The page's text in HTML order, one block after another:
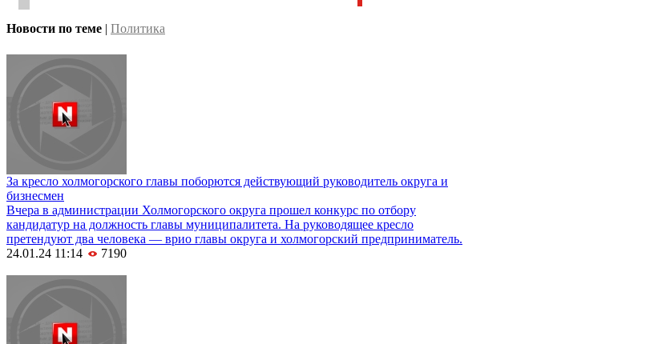
Новости по теме | Политика
За кресло холмогорского главы поборются действующий руководитель округа и
бизнесмен
Вчера в администрации Холмогорского округа прошел конкурс по отбору
кандидатур на должность главы муниципалитета. На руководящее кресло
претендуют два человека — врио главы округа и холмогорский предприниматель.
24.01.24 11:14
7190